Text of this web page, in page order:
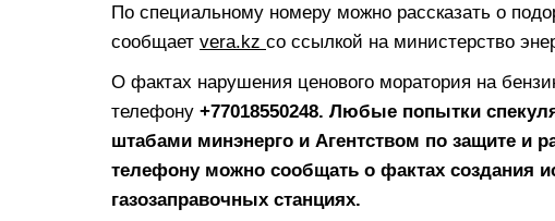
По специальному номеру можно рассказать о
сообщает vera.kz со ссылкой на министерство
О фактах нарушения ценового моратория на
телефону +77018550248. Любые попытки
штабами минэнерго и Агентством по защите и
телефону можно сообщать о фактах создания
газозаправочных станциях.